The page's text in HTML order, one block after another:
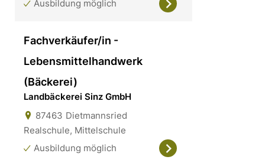
Ausbildung möglich
Fachverkäufer/in -
Lebensmittelhandwerk
(Bäckerei)
Landbäckerei Sinz GmbH
87463 Dietmannsried
Realschule, Mittelschule
Ausbildung möglich